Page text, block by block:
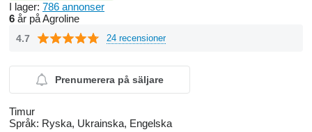
I lager: 786 annonser
6 år på Agroline
4.7 24 recensioner
Prenumerera på säljare
Timur
Språk: Ryska, Ukrainska, Engelska